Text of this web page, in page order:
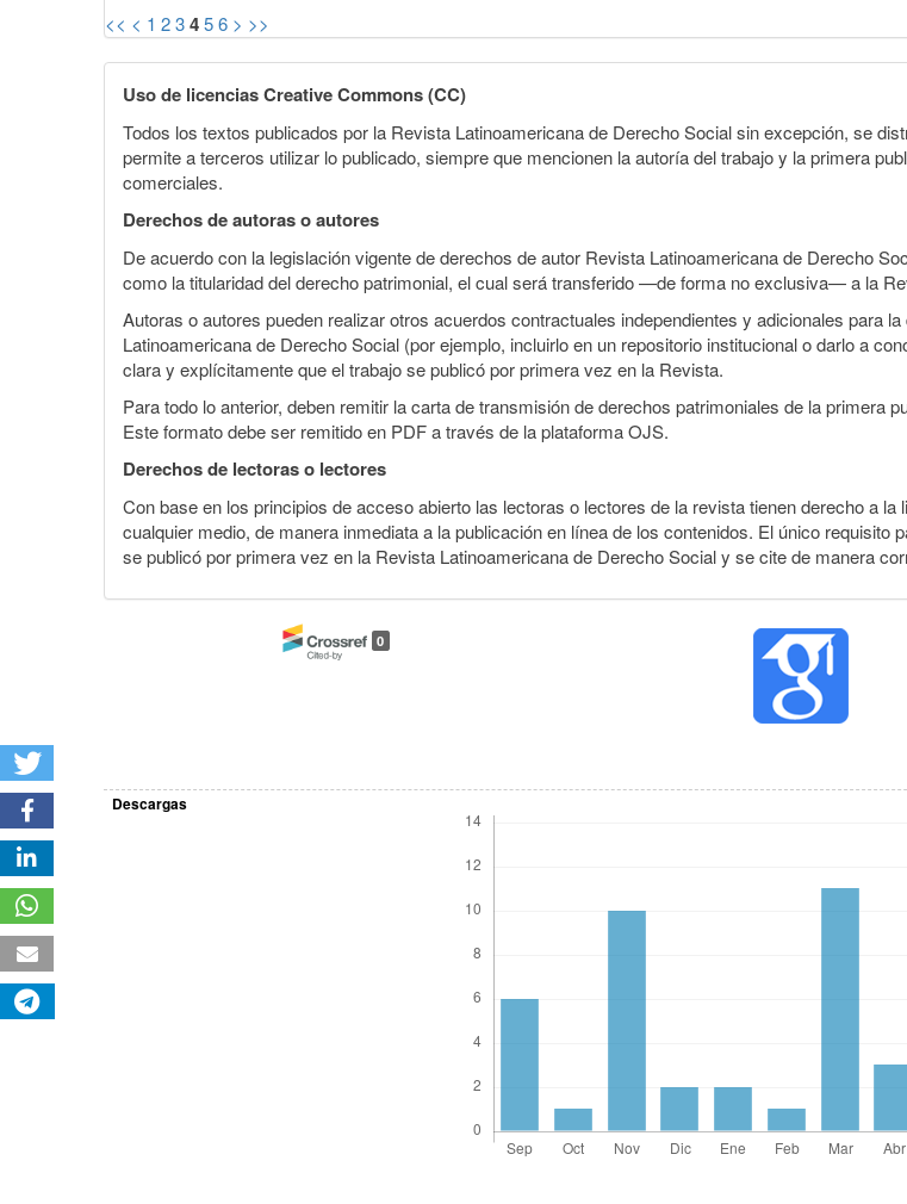
<< < 1 23456 > >>
Uso de licencias Creative Commons (CC)
Todos los textos publicados por la Revista Latinoamericana de Derecho Social sin excepción, se
permite a terceros utilizar lo publicado, siempre que mencionen la autoría del trabajo y la primera
comerciales.
Derechos de autoras o autores
De acuerdo con la legislación vigente de derechos de autor Revista Latinoamericana de Derecho
como la titularidad del derecho patrimonial, el cual será transferido —de forma no exclusiva— a la
Autoras o autores pueden realizar otros acuerdos contractuales independientes y adicionales para
Latinoamericana de Derecho Social (por ejemplo, incluirlo en un repositorio institucional o darlo a
clara y explícitamente que el trabajo se publicó por primera vez en la Revista.
Para todo lo anterior, deben remitir la carta de transmisión de derechos patrimoniales de la primera
Este formato debe ser remitido en PDF a través de la plataforma OJS.
Derechos de lectoras o lectores
Con base en los principios de acceso abierto las lectoras o lectores de la revista tienen derecho a
cualquier medio, de manera inmediata a la publicación en línea de los contenidos. El único
se publicó por primera vez en la Revista Latinoamericana de Derecho Social y se cite de manera
0
Descargas